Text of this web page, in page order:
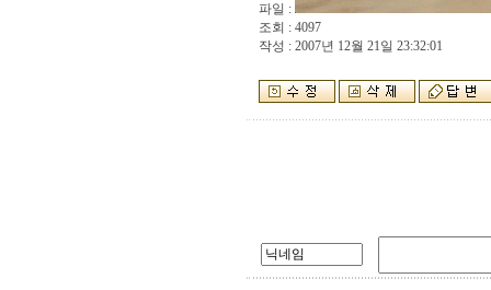
파일 :
조회 : 4097
작성 : 2007년 12월 21일 23:32:01